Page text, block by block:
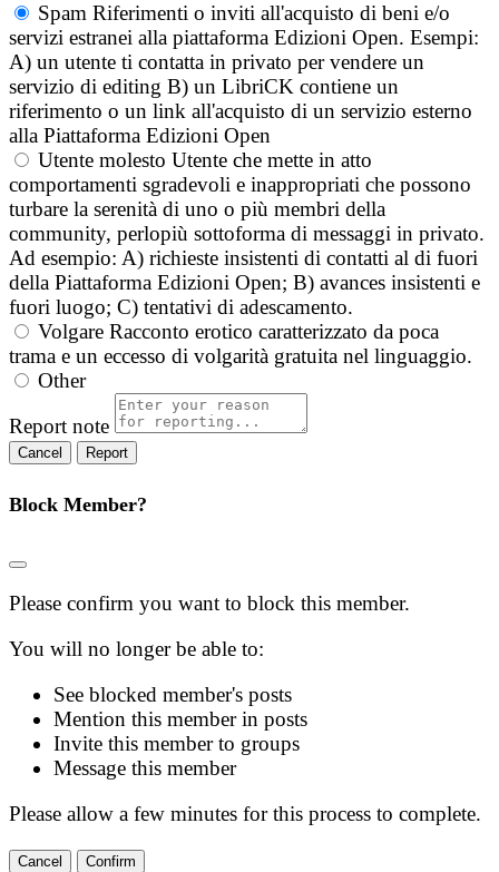
Spam Riferimenti o inviti all'acquisto di beni e/o
servizi estranei alla piattaforma Edizioni Open. Esempi:
A) un utente ti contatta in privato per vendere un
servizio di editing B) un LibriCK contiene un
riferimento o un link all'acquisto di un servizio esterno
alla Piattaforma Edizioni Open
Utente molesto Utente che mette in atto
comportamenti sgradevoli e inappropriati che possono
turbare la serenità di uno o più membri della
community, perlopiù sottoforma di messaggi in privato.
Ad esempio: A) richieste insistenti di contatti al di fuori
della Piattaforma Edizioni Open; B) avances insistenti e
fuori luogo; C) tentativi di adescamento.
Volgare Racconto erotico caratterizzato da poca
trama e un eccesso di volgarità gratuita nel linguaggio.
Other
Report note
Report
Block Member?
Please confirm you want to block this member.
You will no longer be able to:
See blocked member's posts
Mention this member in posts
Invite this member to groups
Message this member
Please allow a few minutes for this process to complete.
Confirm